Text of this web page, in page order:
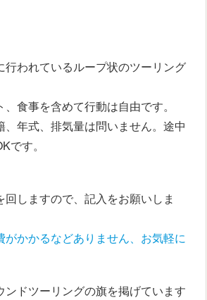
行われているループ状のツーリング
食事を含めて行動は自由です。
、年式、排気量は問いません。途中
です。
しますので、記入をお願いしま
がかかるなどありません、お気軽に
ンドツーリングの旗を掲げています